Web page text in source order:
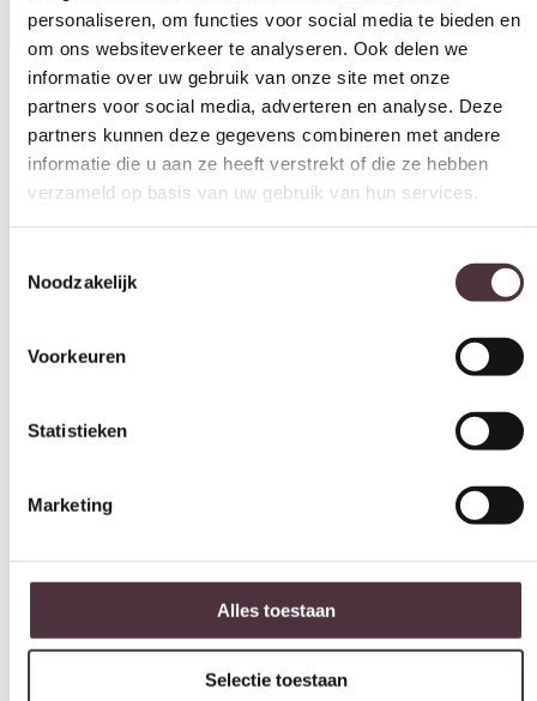
partners kunnen deze gegevens combineren met andere
informatie die u aan ze heeft verstrekt of die ze hebben
verzameld op basis van uw gebruik van hun services.
Toestemmingsselectie
Noodzakelijk
Weigeren
Categorie
Onderhoud en beschermingsmiddel
Gratisthuis bezorgd boven de €100,-
2 jaar CBWgarantie op meubelen
Ruim2500m2 showroom